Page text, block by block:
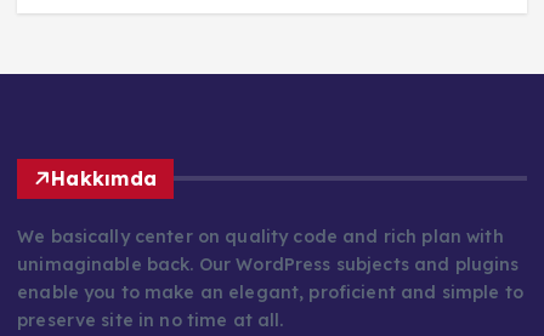
Hakkımda
We basically center on quality code and rich plan with
unimaginable back. Our WordPress subjects and plugins
enable you to make an elegant, proficient and simple to
preserve site in no time at all.